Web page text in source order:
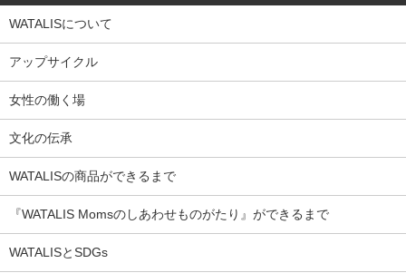
WATALISについて
アップサイクル
女性の働く場
文化の伝承
WATALISの商品ができるまで
『WATALIS Momsのしあわせものがたり』ができるまで
WATALISとSDGs